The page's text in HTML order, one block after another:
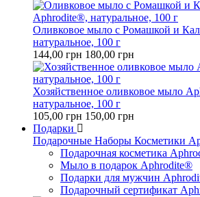
Оливковое мыло с Ромашкой и
натуральное, 100 г
144,00 грн 180,00 грн
Хозяйственное оливковое мыло
натуральное, 100 г
105,00 грн 150,00 грн
Подарки
Подарочные Наборы Косметики
Подарочная косметика
Мыло в подарок Aphrodite®
Подарки для мужчин
Подарочный сертификат